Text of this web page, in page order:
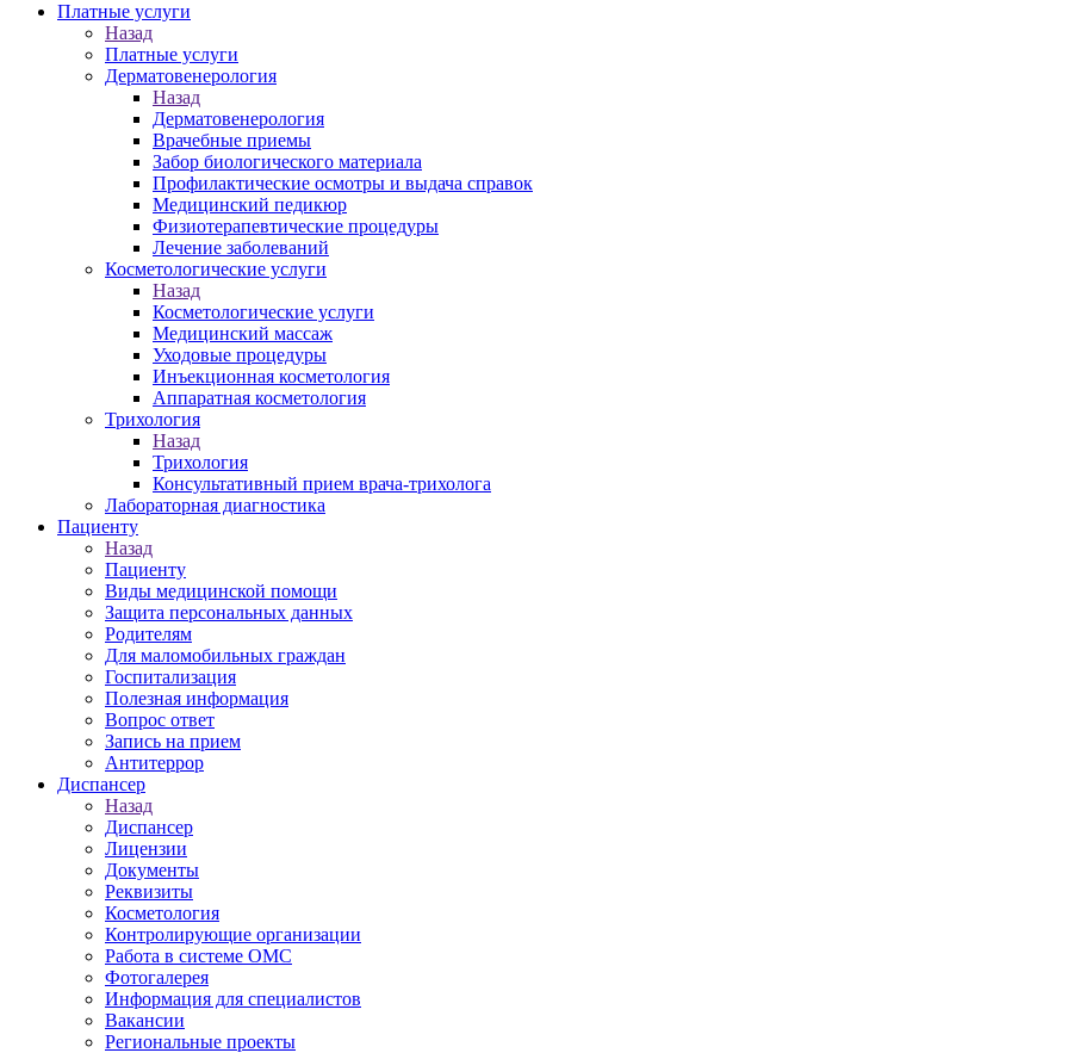
Платные услуги
Назад
Платные услуги
Дерматовенерология
Назад
Дерматовенерология
Врачебные приемы
Забор биологического материала
Профилактические осмотры и выдача справок
Медицинский педикюр
Физиотерапевтические процедуры
Лечение заболеваний
Косметологические услуги
Назад
Косметологические услуги
Медицинский массаж
Уходовые процедуры
Инъекционная косметология
Аппаратная косметология
Трихология
Назад
Трихология
Консультативный прием врача-трихолога
Лабораторная диагностика
Пациенту
Назад
Пациенту
Виды медицинской помощи
Защита персональных данных
Родителям
Для маломобильных граждан
Госпитализация
Полезная информация
Вопрос ответ
Запись на прием
Антитеррор
Диспансер
Назад
Диспансер
Лицензии
Документы
Реквизиты
Косметология
Контролирующие организации
Работа в системе ОМС
Фотогалерея
Информация для специалистов
Вакансии
Региональные проекты